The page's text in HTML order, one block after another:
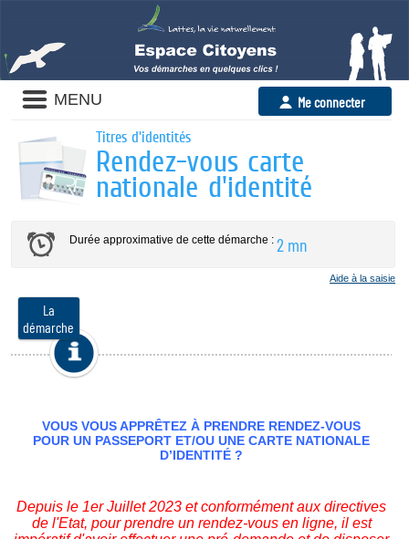
MENU Me connecter
Titres d'identités
Rendez-vous carte
nationale d'identité
Durée approximative de cette démarche : 2 mn
Aide à la saisie
La
démarche
Panneau de gestion des cookies